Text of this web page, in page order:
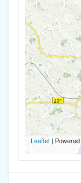
Leaflet| Powered